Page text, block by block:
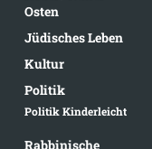
Osten
Jüdisches Leben
Kultur
Politik
Politik Kinderleicht
Rabbinische